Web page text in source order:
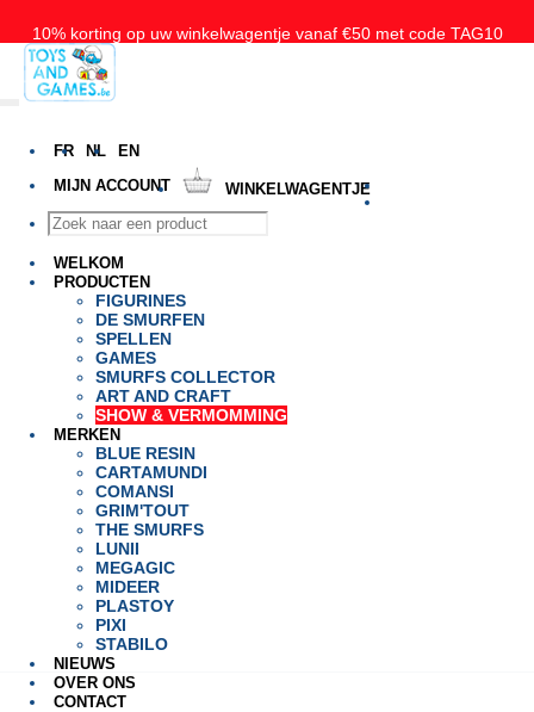
10% korting op uw winkelwagentje vanaf €50 met code TAG10
Gratis levering vanaf 50€ voor België, Nederland en Luxemburg
FR NL
EN
MIJN ACCOUNT
WINKELWAGENTJE
WELKOM
PRODUCTEN
FIGURINES
DE SMURFEN
SPELLEN
GAMES
SMURFS COLLECTOR
ART AND CRAFT
SHOW & VERMOMMING
MERKEN
BLUE RESIN
CARTAMUNDI
COMANSI
GRIM'TOUT
THE SMURFS
LUNII
MEGAGIC
MIDEER
PLASTOY
PIXI
STABILO
NIEUWS
OVER ONS
CONTACT